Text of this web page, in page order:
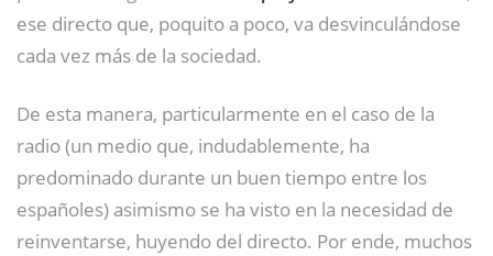
ese directo que, poquito a poco, va desvinculándose
cada vez más de la sociedad.
De esta manera, particularmente en el caso de la
radio (un medio que, indudablemente, ha
predominado durante un buen tiempo entre los
españoles) asimismo se ha visto en la necesidad de
reinventarse, huyendo del directo. Por ende, muchos